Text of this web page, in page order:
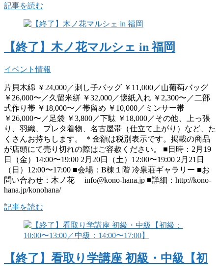
記事を読む
【終了】木ノ花マルシェ in 福岡
イベント情報
片貝木綿 ￥24,000／刺し子バッグ ￥11,000／山葡萄バッグ
￥26,000〜／久留米絣 ￥32,000／懐紙入れ ￥2,300〜／二部
式作り帯 ￥18,000〜／帯留め ￥10,000／ミンサー帯
￥26,000〜／足袋 ￥3,800／下駄 ￥18,000／その他、上っ張
り、羽織、プレタ着物、名古屋帯（仕立て上がり）など、た
くさんお持ちします。 ＊金額は税別表示です。掲載の商品
が店頭にて売り切れの際はご容赦ください。 ■日時：2月19
日（金）14:00〜19:00 2月20日（土）12:00〜19:00 2月21日
（日）12:00〜17:00 ■会場：B棟１階 冷泉荘ギャラリー ■お
問い合わせ：木ノ花 info@kono-hana.jp ■詳細：http://kono-
hana.jp/konohana/
記事を読む
【終了】看取り学講座 初級・中級【初